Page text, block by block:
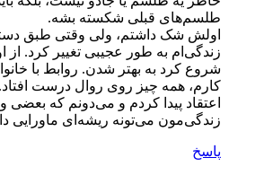
طلسم‌های قبلی شکسته بشه.
اولش شک داشتم، ولی وقتی طبق
زندگی‌ام به طور عجیبی تغییر کرد. از
شروع کرد به بهتر شدن. روابط با
کارم، همه چیز روی روال درست افتاد.
اعتقاد پیدا کردم و می‌دونم که
زندگی‌مون می‌تونه ریشه‌ای ماورایی
پاسخ